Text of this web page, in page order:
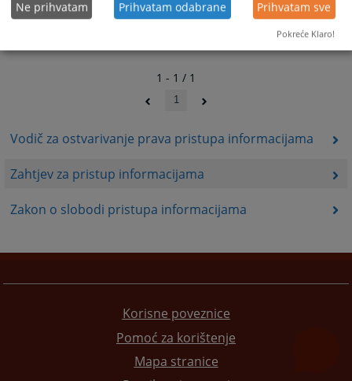
Vodič za ostvarivanje prava pristupa informacijama
Zahtjev za pristup informacijama
Zakon o slobodi pristupa informacijama
1 - 1 / 1
1
Korisne poveznice
Pomoć za korištenje
Mapa stranice
Ne prihvatam Prihvatam odabrane Prihvatam sve
Pokreće Klaro!